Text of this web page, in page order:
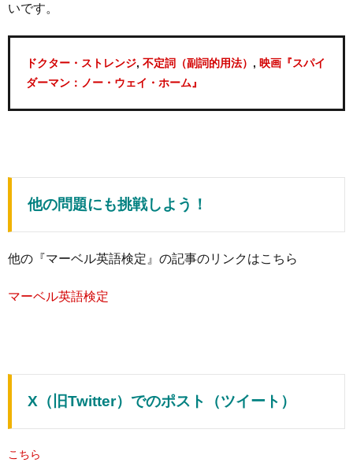
いです。
ドクター・ストレンジ, 不定詞（副詞的用法） , 映画『スパイ
ダーマン：ノー・ウェイ・ホーム』
他の問題にも挑戦しよう！
他の『マーベル英語検定』の記事のリンクはこちら
マーベル英語検定
X（旧Twitter）でのポスト（ツイート）
こちら